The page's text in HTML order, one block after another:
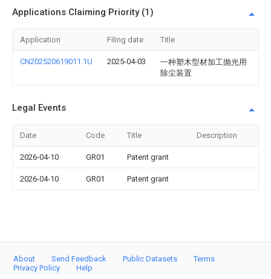
Applications Claiming Priority (1)
Application Filing date Title
CN202520619011.1U 2025-04-03
一种塑木型材加工抛光用
除尘装置
Legal Events
Date Code Title Description
2026-04-10 GR01 Patent grant
2026-04-10 GR01 Patent grant
About Send Feedback Public Datasets
Terms
Privacy Policy
Help